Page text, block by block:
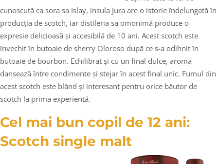
cunoscută ca sora sa Islay, insula Jura are o istorie îndelungată în
producția de scotch, iar distileria sa omonimă produce o
expresie delicioasă și accesibilă de 10 ani. Acest scotch este
învechit în butoaie de sherry Oloroso după ce s-a odihnit în
butoaie de bourbon. Echilibrat și cu un final dulce, aroma
dansează între condimente și stejar în acest final unic. Fumul din
acest scotch este blând și interesant pentru orice băutor de
scotch la prima experiență.
Cel mai bun copil de 12 ani:
Scotch single malt